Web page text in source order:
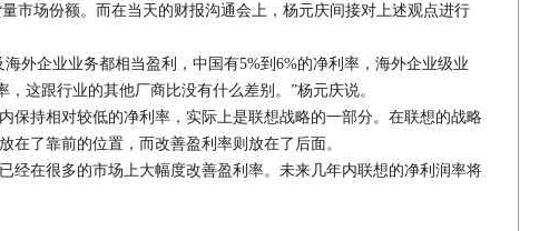
市场份额。而在当天的财报沟通会上，杨元庆间接对上述观点进行
企业业务都相当盈利，中国有5%到6%的净利率，海外企业级业
，这跟行业的其他厂商比没有什么差别。”杨元庆说。
持相对较低的净利率，实际上是联想战略的一部分。在联想的战略
在了靠前的位置，而改善盈利率则放在了后面。
在很多的市场上大幅度改善盈利率。未来几年内联想的净利润率将